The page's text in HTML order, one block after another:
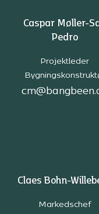
Caspar Møller-
Pedro
Projektleder
Claes Bohn-
Markedschef